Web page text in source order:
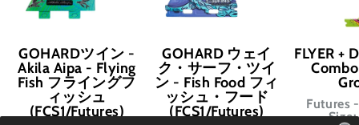
GOHARDツイン -
Akila Aipa - Flying
Fish フライングフ
ィッシュ
(FCS1/Futures)
GOHARD ウェイ
ク・サーフ・ツイ
ン - Fish Food フィ
ッシュ・フード
(FCS1/Futures)
FLYER +
Futures